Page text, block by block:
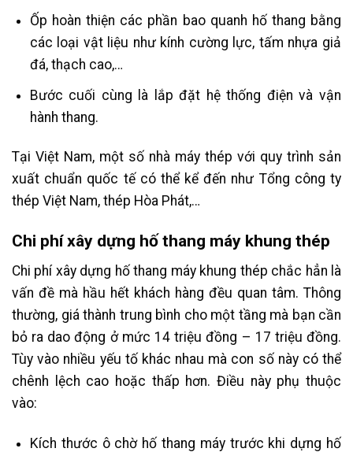
Ốp hoàn thiện các phần bao quanh hố thang bằng
các loại vật liệu như kính cường lực, tấm nhựa giả
đá, thạch cao,…
Bước cuối cùng là lắp đặt hệ thống điện và vận
hành thang.
Tại Việt Nam, một số nhà máy thép với quy trình sản
xuất chuẩn quốc tế có thể kể đến như Tổng công ty
thép Việt Nam, thép Hòa Phát,…
Chi phí xây dựng hố thang máy khung thép
Chi phí xây dựng hố thang máy khung thép chắc hẳn là
vấn đề mà hầu hết khách hàng đều quan tâm. Thông
thường, giá thành trung bình cho một tầng mà bạn cần
bỏ ra dao động ở mức 14 triệu đồng – 17 triệu đồng.
Tùy vào nhiều yếu tố khác nhau mà con số này có thể
chênh lệch cao hoặc thấp hơn. Điều này phụ thuộc
vào:
Kích thước ô chờ hố thang máy trước khi dựng hố